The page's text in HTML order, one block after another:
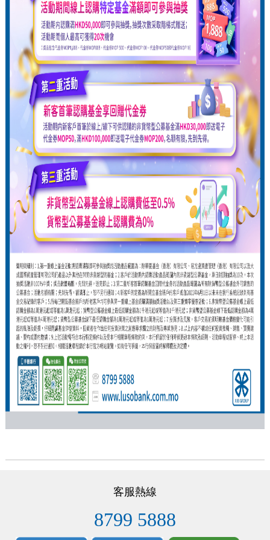
客服熱線
8799 5888